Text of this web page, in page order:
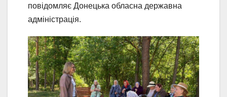
повідомляє Донецька обласна державна
адміністрація.